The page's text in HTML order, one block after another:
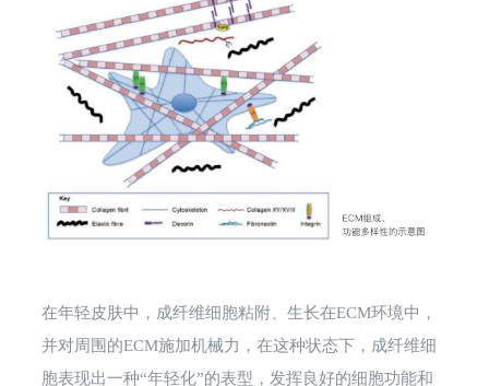
在年轻皮肤中，成纤维细胞粘附、生长在ECM环境中 ，
并对周围的ECM施加机械力 ， 在这种状态下，成纤维细
胞表现出一种“年轻化”的表型， 发挥良好的细胞功能和